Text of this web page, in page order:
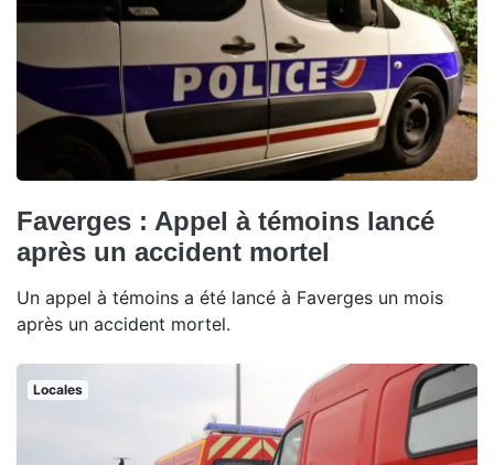
Faverges : Appel à témoins lancé
après un accident mortel
Un appel à témoins a été lancé à Faverges un mois
après un accident mortel.
Locales